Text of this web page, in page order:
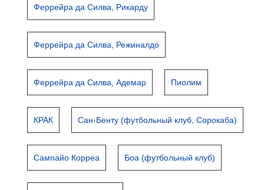
Феррейра да Силва, Рикарду
Феррейра да Силва, Режиналдо
Феррейра да Силва, Адемар Пиолим
КРАК Сан-Бенту (футбольный клуб, Сорокаба)
Сампайо Корреа Боа (футбольный клуб)